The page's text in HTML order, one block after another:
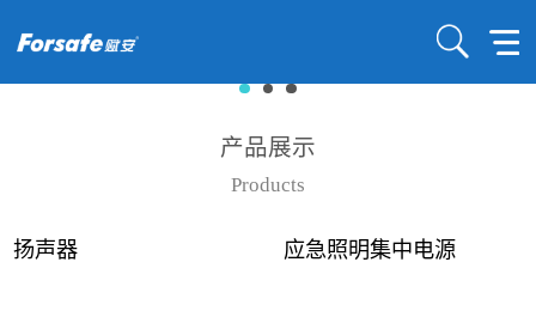
产品展示
Products
扬声器 应急照明集中电源